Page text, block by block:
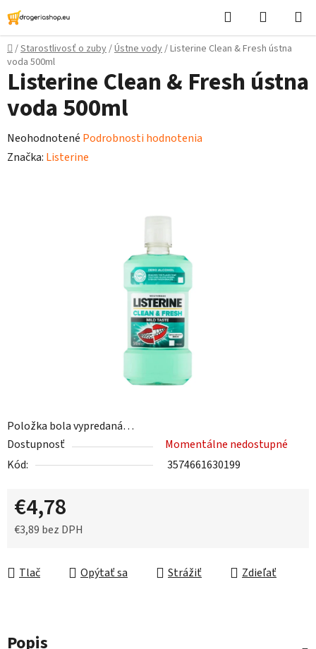
Prejsť
na
obsah
Hľadať
košík
Domov
/Starostlivosť o zuby/Ústne vody/Listerine Clean & Fresh ústna
voda 500ml
Položka bola vypredaná…
Dostupnosť
Momentálne nedostupné
Kód:
3574661630199
€4,78
€3,89 bez DPH
Tlač
Opýtať sa Strážiť Zdieľať
Listerine Clean & Fresh ústna
voda 500ml
Priemerné
hodnotenie
Neohodnotené Podrobnosti hodnotenia
Značka: Listerine
Popis